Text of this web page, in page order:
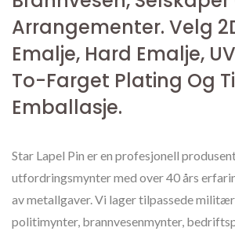
Arrangementer. Velg
Emalje, Hard Emalje,
To-Farget Plating Og
Emballasje.
Star Lapel Pin er en profesjonell
utfordringsmynter med over 40 års
av metallgaver. Vi lager tilpassede
politimynter, brannvesenmynter,